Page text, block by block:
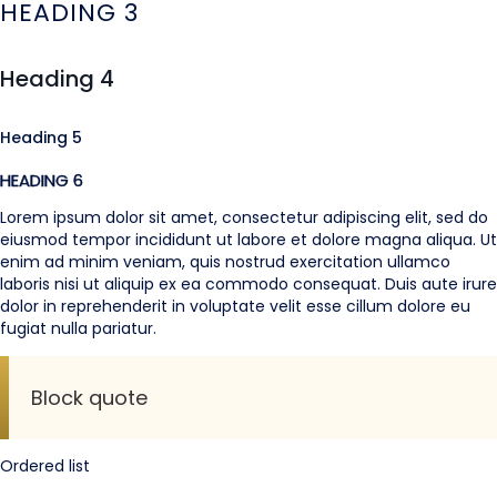
HEADING 3
Heading 4
Heading 5
HEADING 6
Lorem ipsum dolor sit amet, consectetur adipiscing elit, sed do
eiusmod tempor incididunt ut labore et dolore magna aliqua. Ut
enim ad minim veniam, quis nostrud exercitation ullamco
laboris nisi ut aliquip ex ea commodo consequat. Duis aute irure
dolor in reprehenderit in voluptate velit esse cillum dolore eu
fugiat nulla pariatur.
Block quote
Ordered list